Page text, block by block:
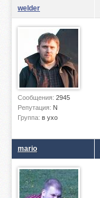
welder
Сообщения: 2945
Репутация: N
Группа: в ухо
mario